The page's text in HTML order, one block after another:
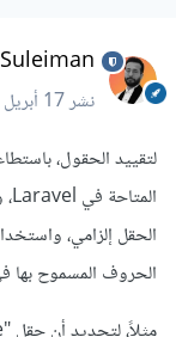
نشر17 أبريل 2023
لتقييد الحقول،
الحروف المسموح بها